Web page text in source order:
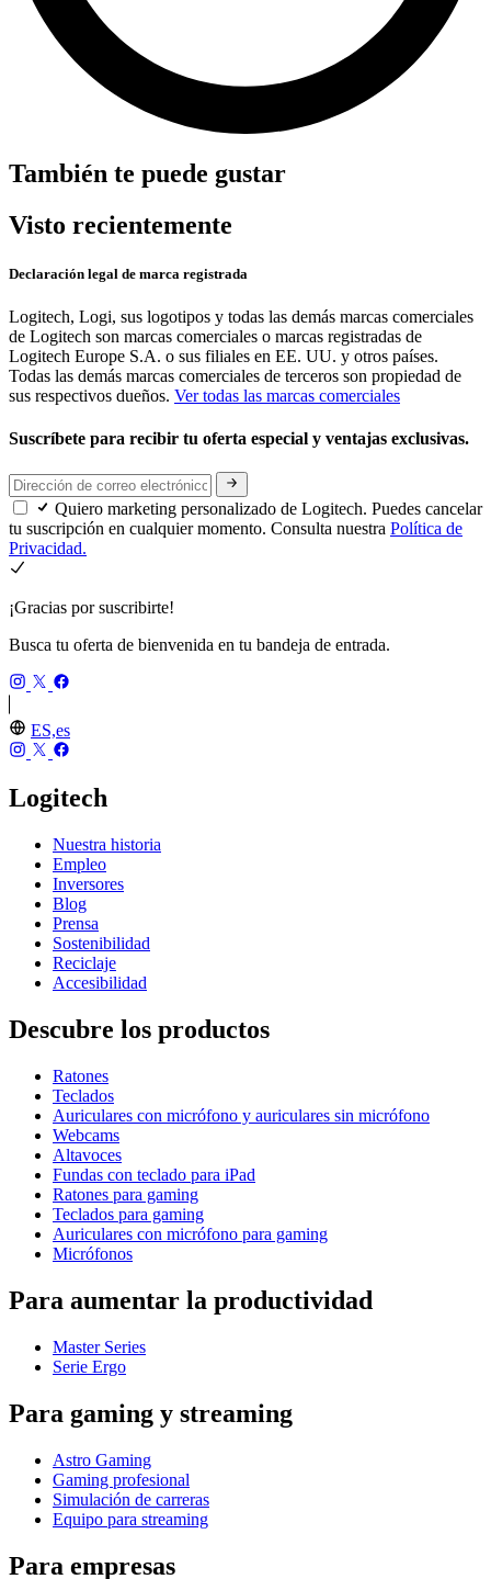
También te puede gustar
Visto recientemente
Declaración legal de marca registrada
Logitech, Logi, sus logotipos y todas las demás marcas comerciales
de Logitech son marcas comerciales o marcas registradas de
Logitech Europe S.A. o sus filiales en EE. UU. y otros países.
Todas las demás marcas comerciales de terceros son propiedad de
sus respectivos dueños. Ver todas las marcas comerciales
Suscríbete para recibir tu oferta especial y ventajas exclusivas.
Quiero marketing personalizado de Logitech. Puedes cancelar
tu suscripción en cualquier momento. Consulta nuestra Política de
Privacidad.
¡Gracias por suscribirte!
Busca tu oferta de bienvenida en tu bandeja de entrada.
ES,es
Logitech
Nuestra historia
Empleo
Inversores
Blog
Prensa
Sostenibilidad
Reciclaje
Accesibilidad
Descubre los productos
Ratones
Teclados
Auriculares con micrófono y auriculares sin micrófono
Webcams
Altavoces
Fundas con teclado para iPad
Ratones para gaming
Teclados para gaming
Auriculares con micrófono para gaming
Micrófonos
Para aumentar la productividad
Master Series
Serie Ergo
Para gaming y streaming
Astro Gaming
Gaming profesional
Simulación de carreras
Equipo para streaming
Para empresas